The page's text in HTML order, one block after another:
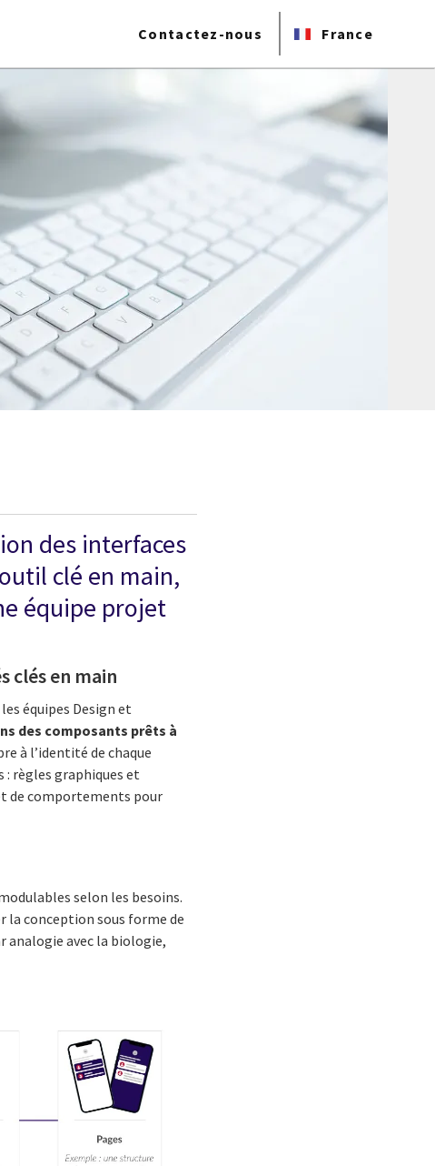
Contactez-nous France
des interfaces
clé en main,
équipe projet
clés en main
équipes Design et
des composants prêts à
à l’identité de chaque
règles graphiques et
de comportements pour
selon les besoins.
la conception sous forme de
analogie avec la biologie,